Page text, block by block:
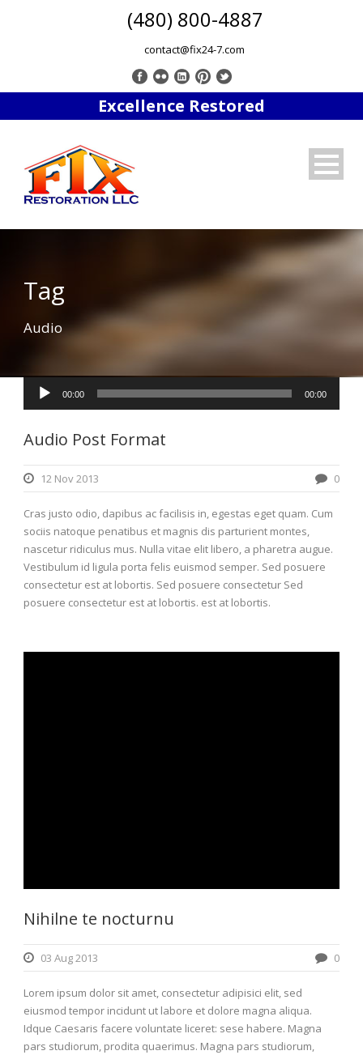
(480) 800-4887
contact@fix24-7.com
Excellence Restored
Tag
Audio
Audio
Player
00:00 00:00
Audio Post Format
12 Nov 2013 0
Cras justo odio, dapibus ac facilisis in, egestas eget quam. Cum
sociis natoque penatibus et magnis dis parturient montes,
nascetur ridiculus mus. Nulla vitae elit libero, a pharetra augue.
Vestibulum id ligula porta felis euismod semper. Sed posuere
consectetur est at lobortis. Sed posuere consectetur Sed
posuere consectetur est at lobortis. est at lobortis.
Nihilne te nocturnu
03 Aug 2013 0
Lorem ipsum dolor sit amet, consectetur adipisici elit, sed
eiusmod tempor incidunt ut labore et dolore magna aliqua.
Idque Caesaris facere voluntate liceret: sese habere. Magna
pars studiorum, prodita quaerimus. Magna pars studiorum,